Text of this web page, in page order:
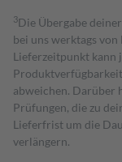
3Die Übergabe
bei uns werktags
Lieferzeitpunkt kann
abweichen. Darüber
Prüfungen, die zu
Lieferfrist um die
verlängern.